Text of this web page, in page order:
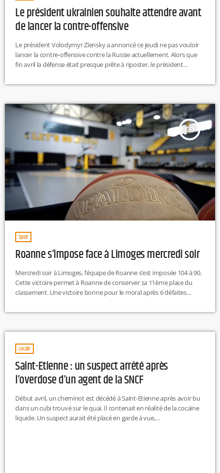
Le président ukrainien souhaite attendre avant
de lancer la contre-offensive
Le président Volodymyr Zlensky a annoncé ce jeudi ne pas vouloir
lancer la contre-offensive contre la Russie actuellement. Alors que
fin avril la défense était presque prête à riposter, le président
perdre un grand nombre de personnes explique France Info.
de missiles longue portée à l’Ukraine. Ces missiles sont
des Storm Shadow, avec une portée de plus de 250km. Le […]
insert_link
Sport
Roanne s’impose face à Limoges mercredi soir
Mercredi soir à Limoges, l’équipe de Roanne s’est imposée 104 à 90.
Cette victoire permet à Roanne de conserver sa 11ème place du
classement. Une victoire bonne pour le moral après 6 défaites
mai à 20h face à Strasbourg.
Locale
Saint-Etienne : un suspect arrêté après
l’overdose d’un agent de la SNCF
Début avril, un cheminot est décédé à Saint-Etienne après avoir bu
dans un cubi trouvé sur le quai. Il contenait en réalité de la cocaïne
liquide. Un suspect aurait été placé en garde à vue,